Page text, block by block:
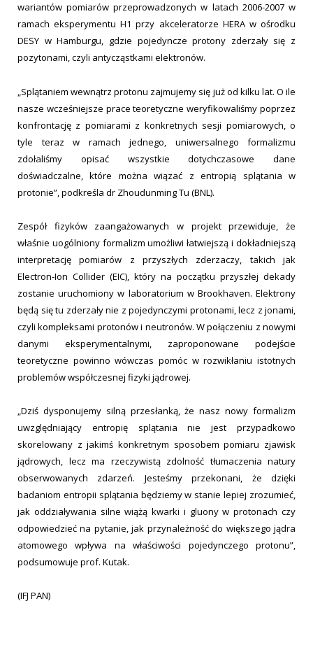
wariantów pomiarów przeprowadzonych w latach 2006-2007 w
ramach eksperymentu H1 przy akceleratorze HERA w ośrodku
DESY w Hamburgu, gdzie pojedyncze protony zderzały się z
pozytonami, czyli antycząstkami elektronów.
„Splątaniem wewnątrz protonu zajmujemy się już od kilku lat. O ile
nasze wcześniejsze prace teoretyczne weryfikowaliśmy poprzez
konfrontację z pomiarami z konkretnych sesji pomiarowych, o
tyle teraz w ramach jednego, uniwersalnego formalizmu
zdołaliśmy opisać wszystkie dotychczasowe dane
doświadczalne, które można wiązać z entropią splątania w
protonie”, podkreśla dr Zhoudunming Tu (BNL).
Zespół fizyków zaangażowanych w projekt przewiduje, że
właśnie uogólniony formalizm umożliwi łatwiejszą i dokładniejszą
interpretację pomiarów z przyszłych zderzaczy, takich jak
Electron-Ion Collider (EIC), który na początku przyszłej dekady
zostanie uruchomiony w laboratorium w Brookhaven. Elektrony
będą się tu zderzały nie z pojedynczymi protonami, lecz z jonami,
czyli kompleksami protonów i neutronów. W połączeniu z nowymi
danymi eksperymentalnymi, zaproponowane podejście
teoretyczne powinno wówczas pomóc w rozwikłaniu istotnych
problemów współczesnej fizyki jądrowej.
„Dziś dysponujemy silną przesłanką, że nasz nowy formalizm
uwzględniający entropię splątania nie jest przypadkowo
skorelowany z jakimś konkretnym sposobem pomiaru zjawisk
jądrowych, lecz ma rzeczywistą zdolność tłumaczenia natury
obserwowanych zdarzeń. Jesteśmy przekonani, że dzięki
badaniom entropii splątania będziemy w stanie lepiej zrozumieć,
jak oddziaływania silne wiążą kwarki i gluony w protonach czy
odpowiedzieć na pytanie, jak przynależność do większego jądra
atomowego wpływa na właściwości pojedynczego protonu”,
podsumowuje prof. Kutak.
(IFJ PAN)